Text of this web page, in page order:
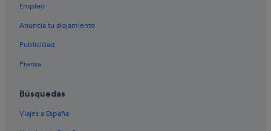
Empleo
Anuncia tu alojamiento
Publicidad
Prensa
Búsquedas
Viajes a España